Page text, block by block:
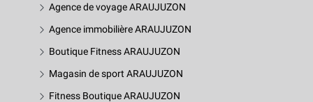
Agence de voyage ARAUJUZON
Agence immobilière ARAUJUZON
Boutique Fitness ARAUJUZON
Magasin de sport ARAUJUZON
Fitness Boutique ARAUJUZON